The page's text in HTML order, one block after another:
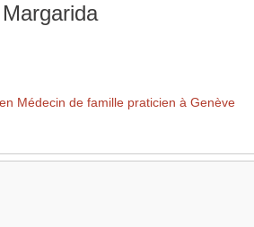
Médecin de famille praticien à Genève